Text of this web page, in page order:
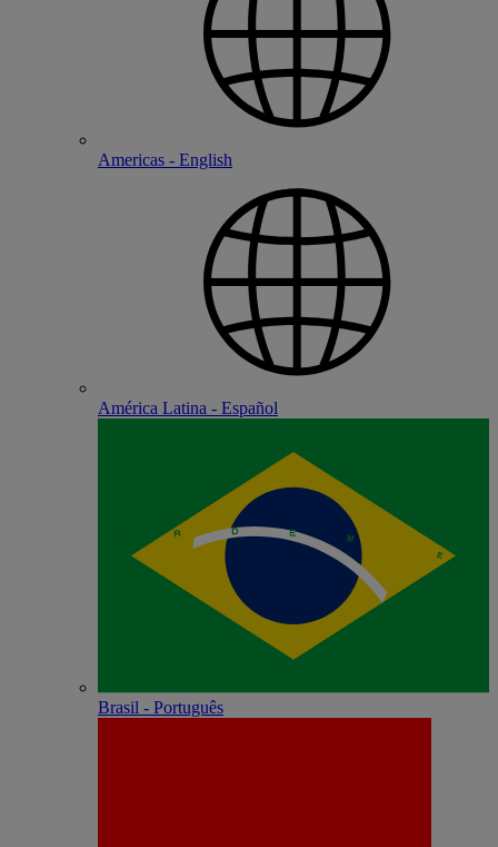
Americas - English
América Latina - Español
Brasil - Português